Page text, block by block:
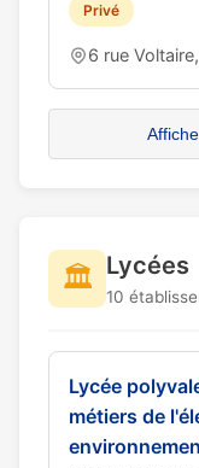
Privé
6 rue
🏛️ Lycées
10
Lycée
métiers de